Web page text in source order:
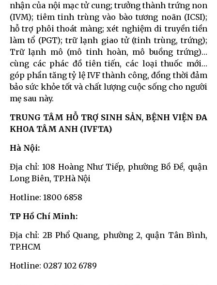
nhận của nội mạc tử cung; trưởng thành trứng non
(IVM); tiêm tinh trùng vào bào tương noãn (ICSI);
hỗ trợ phôi thoát màng; xét nghiệm di truyền tiền
làm tổ (PGT); trữ lạnh giao tử (tinh trùng, trứng);
Trữ lạnh mô (mô tinh hoàn, mô buồng trứng)…
cùng các phác đồ tiên tiến, các loại thuốc mới…
góp phần tăng tỷ lệ IVF thành công, đồng thời đảm
bảo sức khỏe tốt và chất lượng cuộc sống cho người
mẹ sau này.
TRUNG TÂM HỖ TRỢ SINH SẢN, BỆNH VIỆN ĐA
KHOA TÂM ANH (IVFTA)
Hà Nội:
Địa chỉ: 108 Hoàng Như Tiếp, phường Bồ Đề, quận
Long Biên, TP.Hà Nội
Hotline: 1800 6858
TP Hồ Chí Minh:
Địa chỉ: 2B Phổ Quang, phường 2, quận Tân Bình,
TP.HCM
Hotline: 0287 102 6789